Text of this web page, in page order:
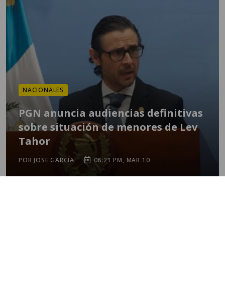
NACIONALES
PGN anuncia audiencias definitivas
sobre situación de menores de Lev
Tahor
POR JOSE GARCÍA 08:21 PM, MAR 10